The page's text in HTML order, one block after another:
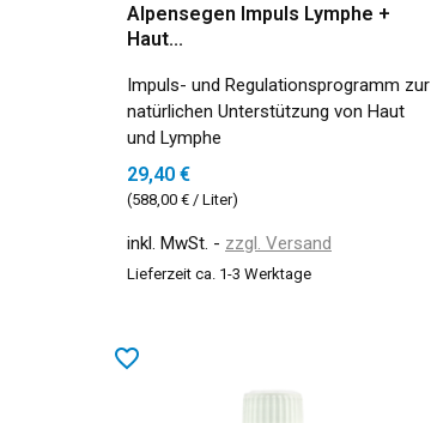
Alpensegen Impuls Lymphe +
Haut...
Impuls- und Regulationsprogramm zur
natürlichen Unterstützung von Haut
und Lymphe
29,40 €
(588,00 € / Liter)
inkl. MwSt. zzgl. Versand
Lieferzeit ca. 1-3 Werktage
favorite_border